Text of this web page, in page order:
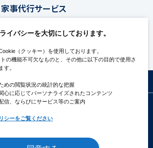
事代行サービス
ビス
クッキーポリシー
イバシーを大切にしております。
（クッキー）を使用しております。
の機能不可欠なものと、その他に以下の目的で使用さ
す。
めの閲覧状況の統計的な把握
心に応じてパーソナライズされたコンテンツ
信、ならびにサービス等のご案内
シーをご覧ください